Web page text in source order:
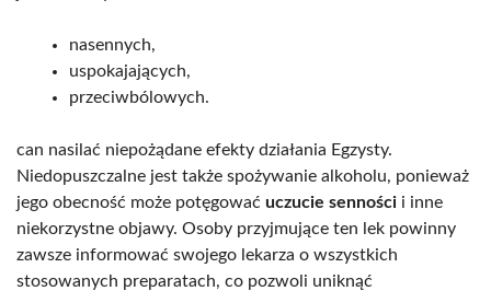
nasennych,
uspokajających,
przeciwbólowych.
can nasilać niepożądane efekty działania Egzysty.
Niedopuszczalne jest także spożywanie alkoholu, ponieważ
jego obecność może potęgować uczucie senności i inne
niekorzystne objawy. Osoby przyjmujące ten lek powinny
zawsze informować swojego lekarza o wszystkich
stosowanych preparatach, co pozwoli uniknąć